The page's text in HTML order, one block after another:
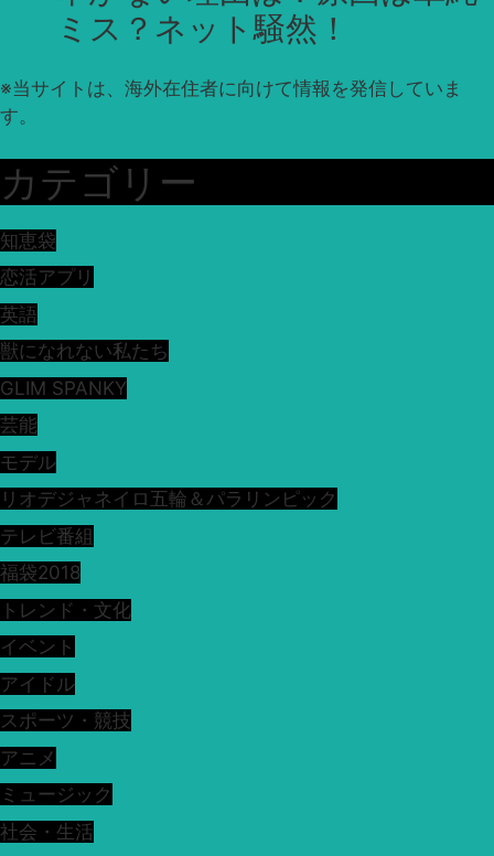
ミス？ネット騒然！
※当サイトは、海外在住者に向けて情報を発信していま
す。
カテゴリー
知恵袋
恋活アプリ
英語
獣になれない私たち
GLIM SPANKY
芸能
モデル
リオデジャネイロ五輪＆パラリンピック
テレビ番組
福袋2018
トレンド・文化
イベント
アイドル
スポーツ・競技
アニメ
ミュージック
社会・生活